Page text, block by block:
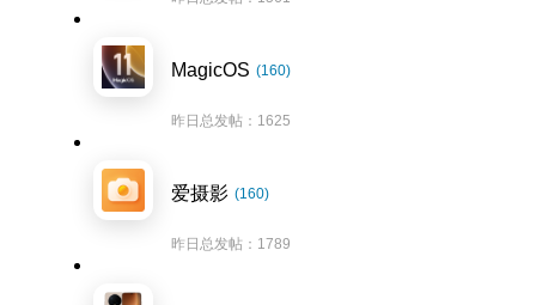
MagicOS (160)
昨日总发帖：1625
爱摄影 (160)
昨日总发帖：1789